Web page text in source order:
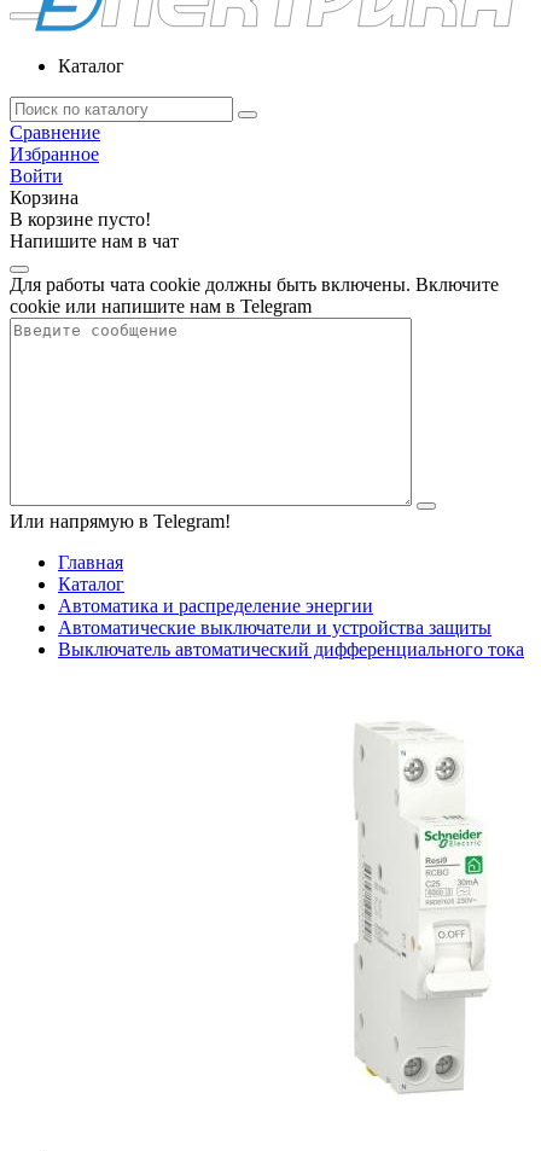
Каталог
Сравнение
Избранное
Войти
Корзина
В корзине пусто!
Напишите нам в чат
Для работы чата cookie должны быть включены. Включите
cookie или напишите нам в Telegram
Или напрямую в Telegram!
Главная
Каталог
Автоматика и распределение энергии
Автоматические выключатели и устройства защиты
Выключатель автоматический дифференциального тока